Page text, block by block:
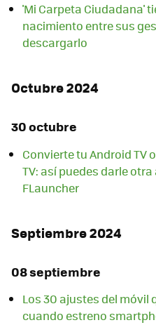
'Mi Carpeta Ciudadana'
nacimiento entre sus
descargarlo
Octubre 2024
30 octubre
Convierte tu Android TV
TV: así puedes darle
FLauncher
Septiembre 2024
08 septiembre
Los 30 ajustes del móvil
cuando estreno